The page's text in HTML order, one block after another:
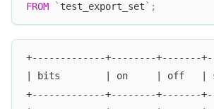
FROM
` test_export_set ` ;
+-------------+--------+-------
| bits        | on     | off   |
+-------------+--------+-------